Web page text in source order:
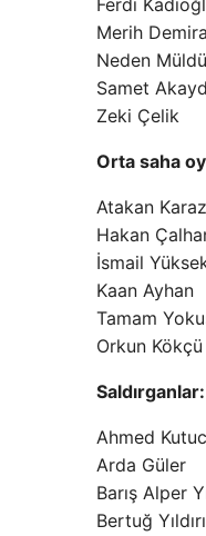
Ferdi
Merih
Neden
Samet
Zeki Çelik
Orta saha
Atakan
Hakan
İsmail
Kaan Ayhan
Tamam
Orkun Kökçü
Saldırganlar:
Ahmed
Arda Güler
Barış Alper
Bertuğ